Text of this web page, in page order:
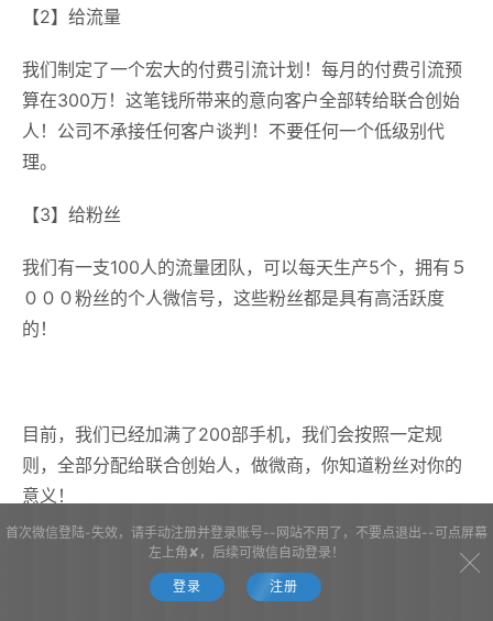
【2】给流量
我们制定了一个宏大的付费引流计划！每月的付费引流预
算在300万！这笔钱所带来的意向客户全部转给联合创始
人！公司不承接任何客户谈判！不要任何一个低级别代
理。
【3】给粉丝
我们有一支100人的流量团队，可以每天生产5个，拥有５
０００粉丝的个人微信号，这些粉丝都是具有高活跃度
的！
目前，我们已经加满了200部手机，我们会按照一定规
则，全部分配给联合创始人，做微商，你知道粉丝对你的
意义！
首次微信登陆-失效，请手动注册并登录账号--网站不用了，不要点退出--可点屏幕
左上角✘，后续可微信自动登录！
登录 注册